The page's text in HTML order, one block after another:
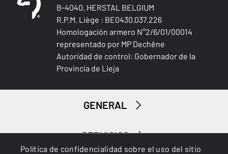
Política de confidencialidad sobre el uso del sitio
B-4040, HERSTAL BELGIUM
R.P.M. Liège : BE0430.037.226
Homologación armero N°2/6/01/00014
representado por MP Dechêne
Autoridad de control: Gobernador de la
Provincia de Lieja
GENERAL
SERVICIOS